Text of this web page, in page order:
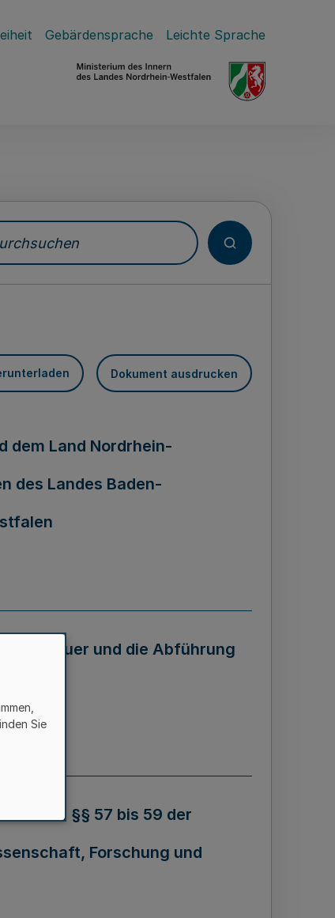
Gebärdensprache Leichte Sprache
Dokument ausdrucken
dem Land Nordrhein-
des Landes Baden-
und die Abführung
den §§ 57 bis 59 der
Forschung und
Sie